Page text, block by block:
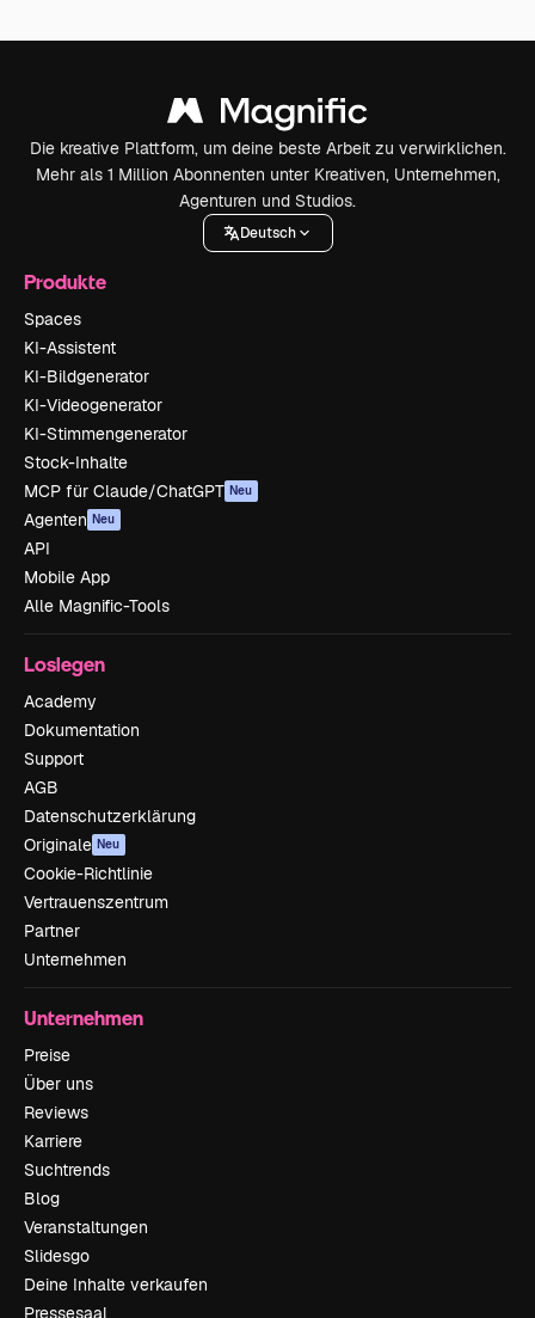
Die kreative Plattform, um deine beste Arbeit zu verwirklichen.
Mehr als 1 Million Abonnenten unter Kreativen, Unternehmen,
Agenturen und Studios.
Deutsch
Produkte
Spaces
KI-Assistent
KI-Bildgenerator
KI-Videogenerator
KI-Stimmengenerator
Stock-Inhalte
MCP für Claude/ChatGPT Neu
Agenten Neu
API
Mobile App
Alle Magnific-Tools
Loslegen
Academy
Dokumentation
Support
AGB
Datenschutzerklärung
Originale Neu
Cookie-Richtlinie
Vertrauenszentrum
Partner
Unternehmen
Unternehmen
Preise
Über uns
Reviews
Karriere
Suchtrends
Blog
Veranstaltungen
Slidesgo
Deine Inhalte verkaufen
Pressesaal